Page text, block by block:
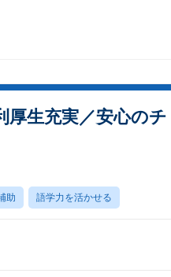
厚生充実／安心のチ
助 語学力を活かせる